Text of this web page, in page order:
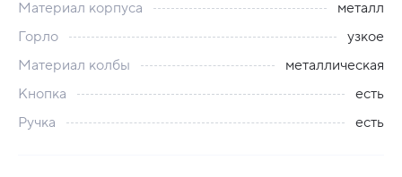
Материал корпуса
металл
Горло
узкое
Материал колбы
металлическая
Кнопка
есть
Ручка
есть